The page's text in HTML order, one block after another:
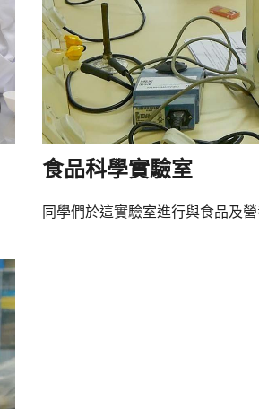
食品科學實驗室
同學們於這實驗室進行與食品及